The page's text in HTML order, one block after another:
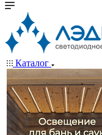
Каталог